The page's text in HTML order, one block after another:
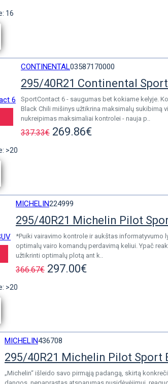
16
CONTINENTAL03587170000
295/40R21 Continental
SportContact 6 - saugumas bet kokiame kelyje.
Black Chili mišinys užtikrina maksimalų sukibimą
nukreipimas maksimaliai kontrolei - nauja p..
337.33€ 269.86€
>20
MICHELIN224999
295/40R21 Michelin Pilot
*Puiki vairavimo kontrole ir aukštas
optimalų vairo komandų perdavimą keliui. Ypač
užtikrinti optimalų plotą ant k..
366.67€ 297.00€
>20
MICHELIN436708
295/40R21 Michelin Pilot Sport
„Michelin“ išleido savo pirmąją padangą, skirtą